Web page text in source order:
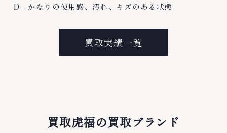
D - かなりの使用感、汚れ、キズのある状態
買取実績一覧
買取虎福の買取ブランド